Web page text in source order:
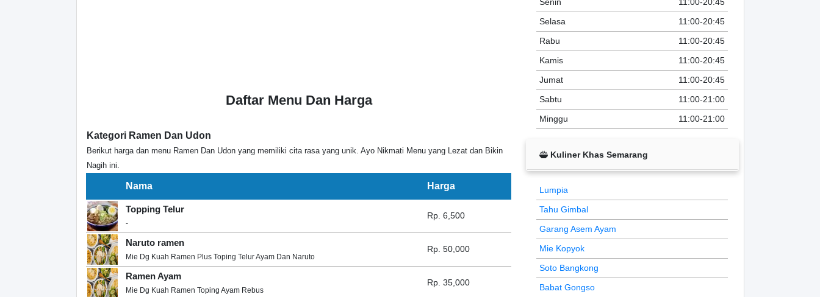
Daftar Menu Dan Harga
Kategori Ramen Dan Udon
Berikut harga dan menu Ramen Dan Udon yang memiliki cita rasa yang unik. Ayo Nikmati Menu yang Lezat dan Bikin
Nagih ini.
Nama Harga
Topping Telur
-
Rp. 6,500
Naruto ramen
Mie Dg Kuah Ramen Plus Toping Telur Ayam Dan Naruto
Rp. 50,000
Ramen Ayam
Mie Dg Kuah Ramen Toping Ayam Rebus
Rp. 35,000
Selasa
11:00-20:45
Rabu
11:00-20:45
Kamis
11:00-20:45
Jumat
11:00-20:45
Sabtu
11:00-21:00
Minggu
11:00-21:00
Kuliner Khas Semarang
Lumpia
Tahu Gimbal
Garang Asem Ayam
Mie Kopyok
Soto Bangkong
Babat Gongso